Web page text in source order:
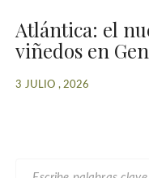
Atlántica: el
viñedos en
3 JULIO , 2026